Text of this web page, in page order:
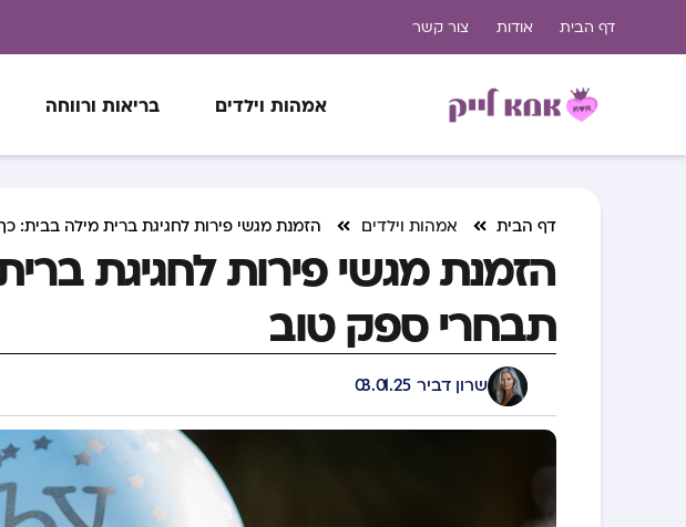
דף הבית אודות צור קשר
אמהות וילדים בריאות ורווחה
דף הבית אמהות וילדים הזמנת מגשי פירות לחגיגת ברית מילה בבית:
הזמנת מגשי פירות לחגיגת
תבחרי ספק טוב
שרון דביר 03.01.25